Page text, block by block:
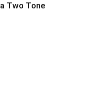
Two Tone